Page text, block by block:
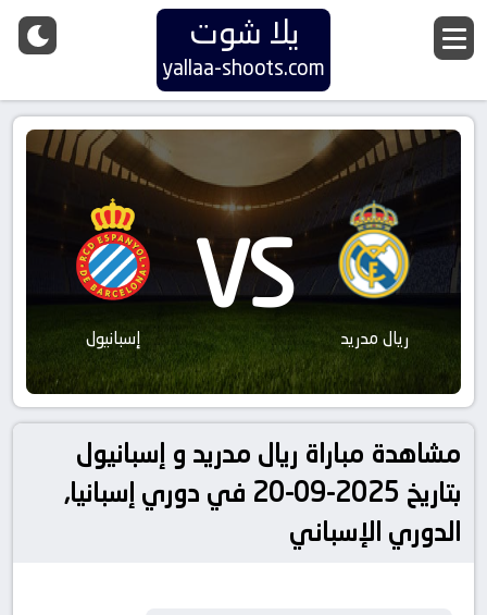
يلا شوت
yallaa-shoots.com
ريال مدريد VS إسبانيول
مشاهدة مباراة ريال مدريد و إسبانيول
بتاريخ 2025-09-20 في دوري إسبانيا,
الدوري الإسباني